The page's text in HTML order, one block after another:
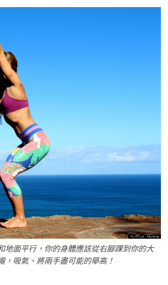
地面平行，你的身體應該從右腳踝到你的大
，吸氣、將兩手盡可能的舉高！